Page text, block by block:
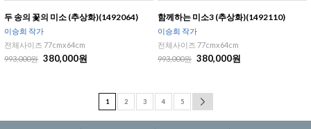
두 송의 꽃의 미소 (추상화)(1492064)
이승희 작가
전체사이즈 77cmx64cm
993,000원 380,000원
함께하는 미소3 (추상화)(1492110)
이승희 작가
전체사이즈 77cmx64cm
993,000원 380,000원
1 2 3 4 5